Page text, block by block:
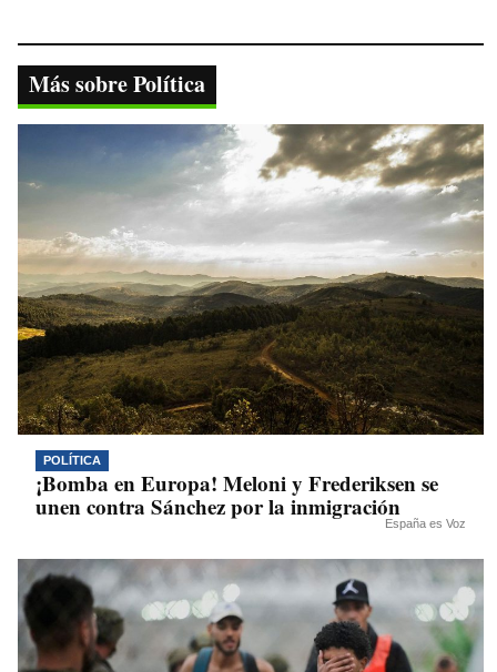
bo
ok
tte
r
ts
A
pp
gr
a
m
y
nk
Más sobre Política
POLÍTICA
¡Bomba en Europa! Meloni y Frederiksen se
unen contra Sánchez por la inmigración
España es Voz